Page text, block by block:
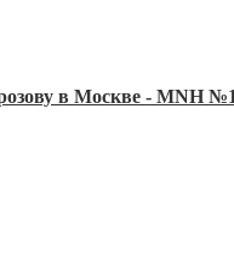
в Москве - MNH